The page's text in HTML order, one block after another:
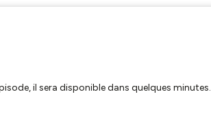
il sera disponible dans quelques minutes.